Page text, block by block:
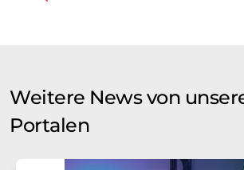
Weitere News von
Portalen